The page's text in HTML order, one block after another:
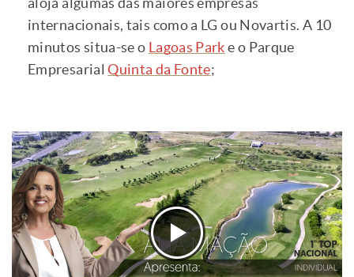
aloja algumas das maiores empresas
internacionais, tais como a LG ou Novartis. A 10
minutos situa-se o Lagoas Park e o Parque
EmpresarialQuinta da Fonte;